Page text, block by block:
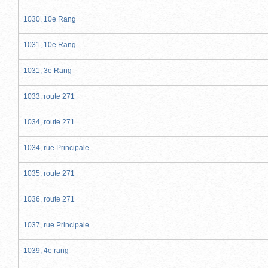
1030, 10e Rang
1031, 10e Rang
1031, 3e Rang
1033, route 271
1034, route 271
1034, rue Principale
1035, route 271
1036, route 271
1037, rue Principale
1039, 4e rang